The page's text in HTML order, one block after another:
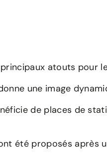
atouts pour
une image
de places de
été proposés après